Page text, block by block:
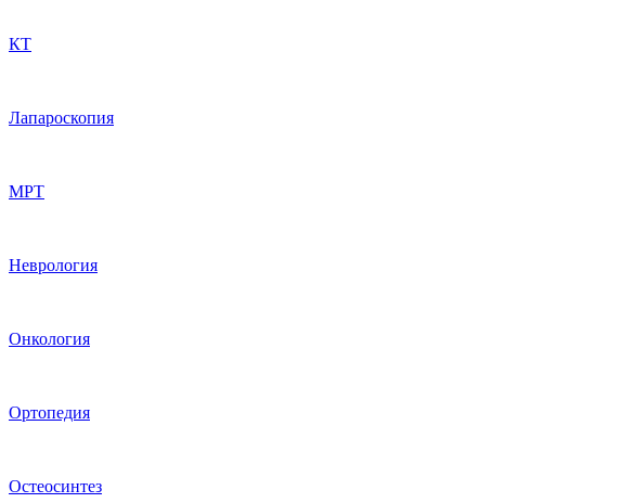
КТ
Лапароскопия
МРТ
Неврология
Онкология
Ортопедия
Остеосинтез